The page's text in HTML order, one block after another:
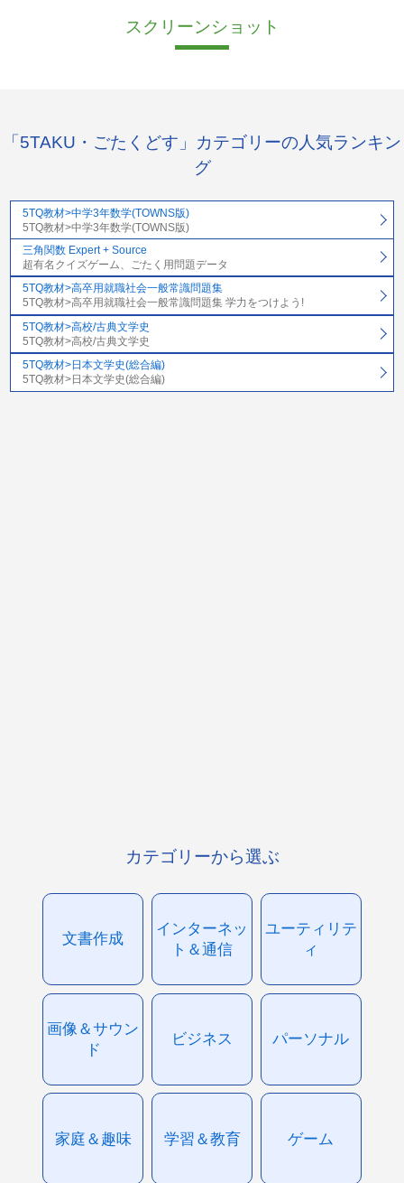
スクリーンショット
「5TAKU・ごたくどす」カテゴリーの人気ランキン
グ
5TQ教材>中学3年数学(TOWNS版)
5TQ教材>中学3年数学(TOWNS版)
三角関数 Expert + Source
超有名クイズゲーム、ごたく用問題データ
5TQ教材>高卒用就職社会一般常識問題集
5TQ教材>高卒用就職社会一般常識問題集 学力をつけよう!
5TQ教材>高校/古典文学史
5TQ教材>高校/古典文学史
5TQ教材>日本文学史(総合編)
5TQ教材>日本文学史(総合編)
カテゴリーから選ぶ
文書作成
インターネッ
ト＆通信
ユーティリテ
ィ
画像＆サウン
ド
ビジネス パーソナル
家庭＆趣味 学習＆教育 ゲーム